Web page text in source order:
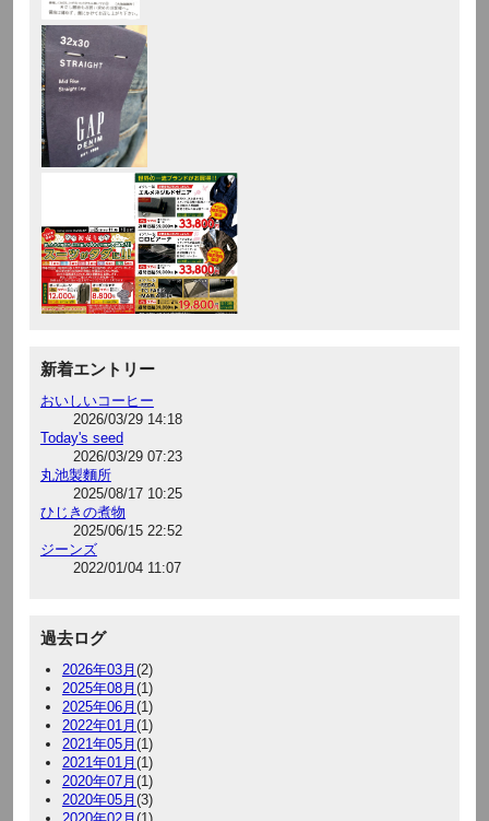
新着エントリー
おいしいコーヒー
2026/03/29 14:18
Today's seed
2026/03/29 07:23
丸池製麵所
2025/08/17 10:25
ひじきの煮物
2025/06/15 22:52
ジーンズ
2022/01/04 11:07
過去ログ
2026年03月 (2)
2025年08月 (1)
2025年06月 (1)
2022年01月 (1)
2021年05月 (1)
2021年01月 (1)
2020年07月 (1)
2020年05月 (3)